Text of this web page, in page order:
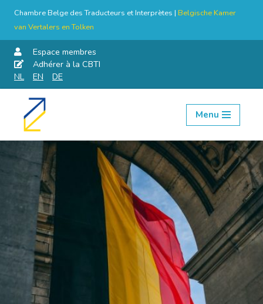
Chambre Belge des Traducteurs et Interprètes | Belgische Kamer
van Vertalers en Tolken
Espace membres
Adhérer à la CBTI
NL
EN DE
Aller
Menu